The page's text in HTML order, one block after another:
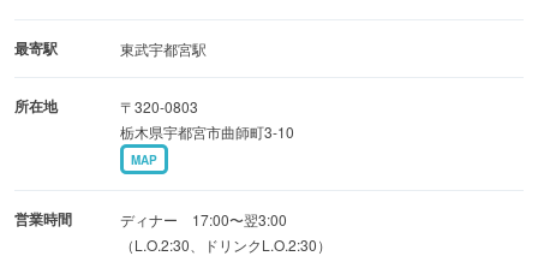
ープといった、
鉄板で焼きアツアツをみんなで楽しみ味わえるお店です！
ソースや出汁の良い香りと味のアクセントになるトッピン
グ、豊富なドリンクもご用意しています。
最寄駅 東武宇都宮駅
所在地
〒320-0803
栃木県宇都宮市曲師町3-10
MAP
営業時間
ディナー 17:00〜翌3:00
（L.O.2:30、ドリンクL.O.2:30）